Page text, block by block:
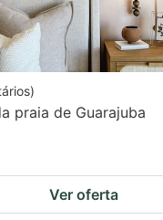
)
praia de Guarajuba
Ver oferta